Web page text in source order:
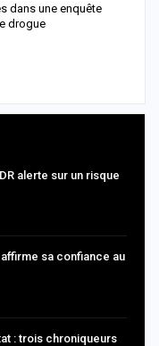
dans une enquête
drogue
alerte sur un risque
sa confiance au
: trois chroniqueurs